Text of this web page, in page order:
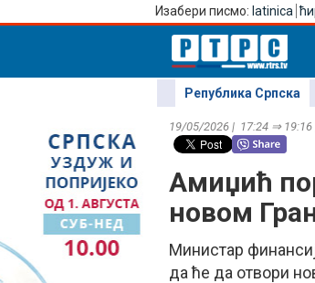
Изабери писмо: latinica
Република Српска
19/05/2026 | 17:24 ⇒ 19:16
Амиџић
новом
Министар
да ће да отвори